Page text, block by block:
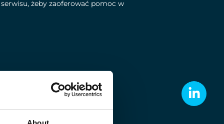
żeby zaoferować pomoc w
i informacji zwrotnej